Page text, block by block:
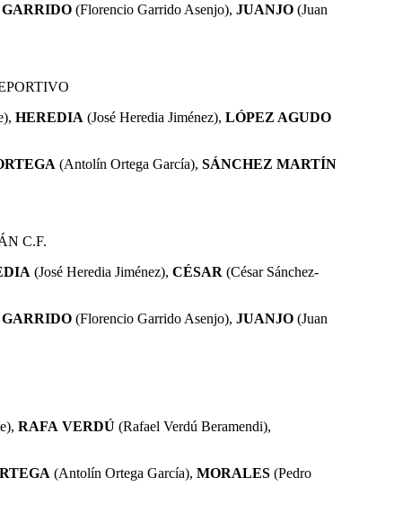
GARRIDO (Florencio Garrido Asenjo), JUANJO (Juan
HEREDIA (José Heredia Jiménez), LÓPEZ AGUDO
(Antolín Ortega García), SÁNCHEZ MARTÍN
C.F.
(José Heredia Jiménez), CÉSAR (César Sánchez-
GARRIDO (Florencio Garrido Asenjo), JUANJO (Juan
RAFA VERDÚ (Rafael Verdú Beramendi),
(Antolín Ortega García), MORALES (Pedro